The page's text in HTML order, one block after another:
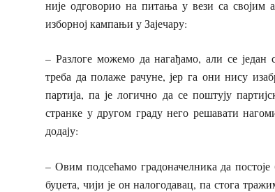
није одговорио на питања у вези са својим
изборној кампањи у Зајечару:
– Разлоге можемо да нагађамо, али се један
треба да полаже рачуне, јер га они нису
партија, па је логично да се поштују
странке у другом граду него решавати
додају:
– Овим подсећамо градоначелника да
буџета, чији је он налогодавац, па стога